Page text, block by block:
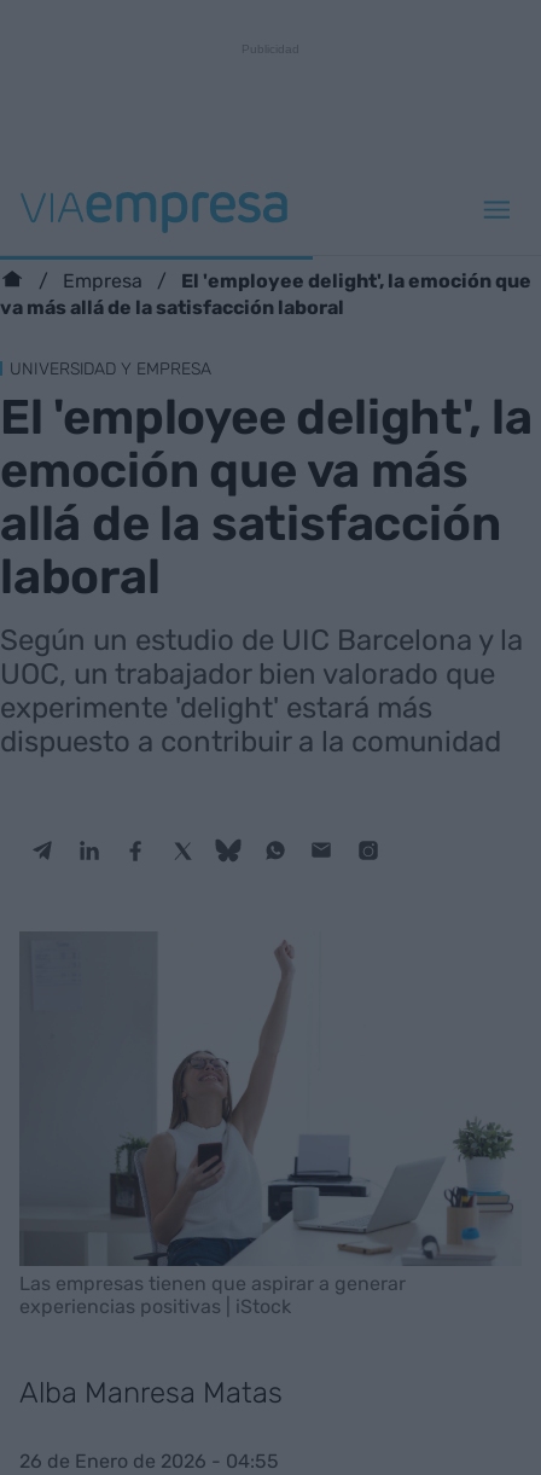
Empresa
El 'employee delight', la emoción que
va más allá de la satisfacción laboral
UNIVERSIDAD Y EMPRESA
El 'employee delight', la
emoción que va más
allá de la satisfacción
laboral
Según un estudio de UIC Barcelona y la
UOC, un trabajador bien valorado que
experimente 'delight' estará más
dispuesto a contribuir a la comunidad
Las empresas tienen que aspirar a generar
experiencias positivas | iStock
Alba Manresa Matas
26 de Enero de 2026 - 04:55